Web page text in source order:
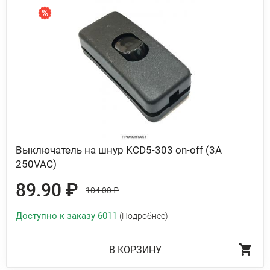
Выключатель на шнур KCD5-303 on-off (3A
250VAC)
89.90 ₽ 104.00 ₽
Доступно к заказу 6011 (Подробнее)
В КОРЗИНУ